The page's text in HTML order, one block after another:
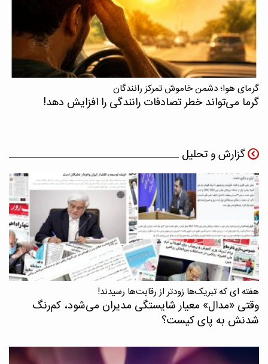
گرمای هوا؛ دشمن خاموش تمرکز رانندگان
گرما می‌تواند خطر تصادفات رانندگی را افزایش دهد!
گزارش و تحلیل
هفته ای که تبریک‌ها زودتر از رقابت‌ها رسیدند!
وقتی «مدال‌» معیار شایستگی مدیران می‌شود، کم‌رنگ
شدنش به پای کیست؟